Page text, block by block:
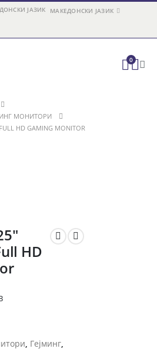
МАКЕДОНСКИ ЈАЗИК
0
МОНИТОРИ
HD GAMING MONITOR
HD
, Гејминг,